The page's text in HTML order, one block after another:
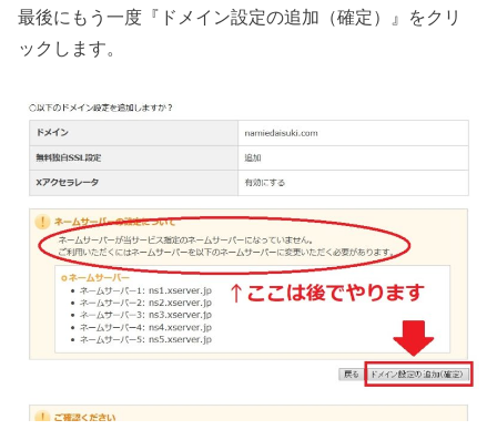
最後にもう一度『ドメイン設定の追加（確定）』をクリ
ックします。